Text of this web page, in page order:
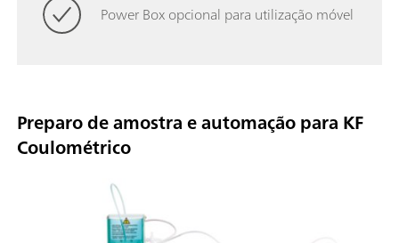
Power Box opcional para utilização móvel
Preparo de amostra e automação para KF
Coulométrico